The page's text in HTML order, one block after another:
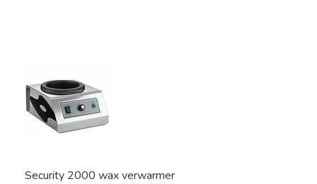
Security 2000 wax verwarmer